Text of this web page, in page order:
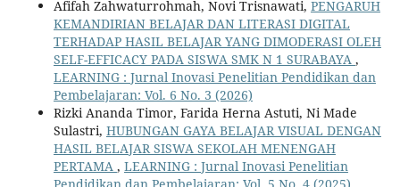
Afifah Zahwaturrohmah, Novi Trisnawati, PENGARUH
KEMANDIRIAN BELAJAR DAN LITERASI DIGITAL
TERHADAP HASIL BELAJAR YANG DIMODERASI OLEH
SELF-EFFICACY PADA SISWA SMK N 1 SURABAYA ,
LEARNING : Jurnal Inovasi Penelitian Pendidikan dan
Pembelajaran: Vol. 6 No. 3 (2026)
Rizki Ananda Timor, Farida Herna Astuti, Ni Made
Sulastri, HUBUNGAN GAYA BELAJAR VISUAL DENGAN
HASIL BELAJAR SISWA SEKOLAH MENENGAH
PERTAMA , LEARNING : Jurnal Inovasi Penelitian